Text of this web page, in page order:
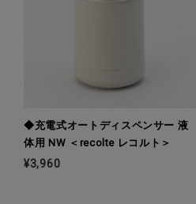
◆充電式オートディスペンサー 液
体用 NW ＜recolte レコルト＞
¥3,960